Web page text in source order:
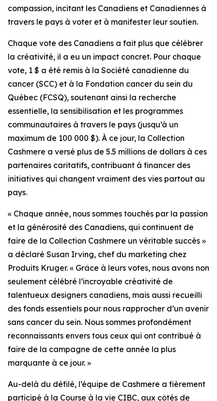
compassion, incitant les Canadiens et Canadiennes à
travers le pays à voter et à manifester leur soutien.
Chaque vote des Canadiens a fait plus que célébrer
la créativité, il a eu un impact concret. Pour chaque
vote, 1 $ a été remis à la Société canadienne du
cancer (SCC) et à la Fondation cancer du sein du
Québec (FCSQ), soutenant ainsi la recherche
essentielle, la sensibilisation et les programmes
communautaires à travers le pays (jusqu’à un
maximum de 100 000 $). À ce jour, la Collection
Cashmere a versé plus de 5.5 millions de dollars à ces
partenaires caritatifs, contribuant à financer des
initiatives qui changent vraiment des vies partout au
pays.
« Chaque année, nous sommes touchés par la passion
et la générosité des Canadiens, qui continuent de
faire de la Collection Cashmere un véritable succès »
a déclaré Susan Irving, chef du marketing chez
Produits Kruger. « Grâce à leurs votes, nous avons non
seulement célébré l’incroyable créativité de
talentueux designers canadiens, mais aussi recueilli
des fonds essentiels pour nous rapprocher d’un avenir
sans cancer du sein. Nous sommes profondément
reconnaissants envers tous ceux qui ont contribué à
faire de la campagne de cette année la plus
marquante à ce jour. »
Au-delà du défilé, l’équipe de Cashmere a fièrement
participé à la Course à la vie CIBC, aux côtés de